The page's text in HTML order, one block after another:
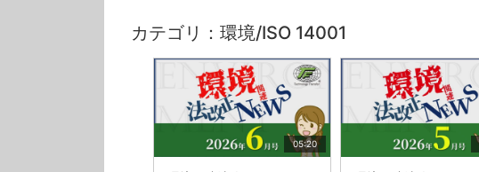
カテゴリ：環境/ISO 14001
05:20